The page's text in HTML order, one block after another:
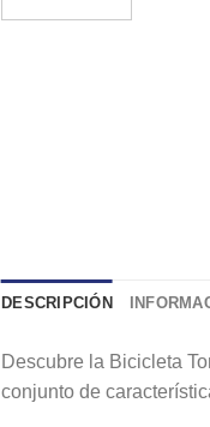
DESCRIPCIÓN
Descubre la Bicicleta
conjunto de